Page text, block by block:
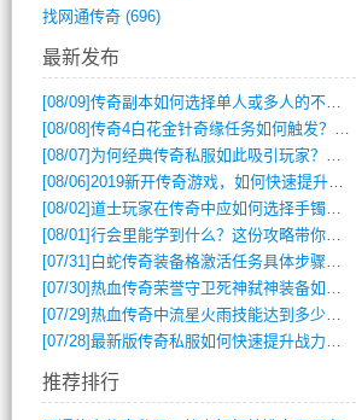
找网通传奇(696)
最新发布
[08/09]传奇副本如何选择单人或多人的不同模式？
[08/08]传奇4白花金针奇缘任务如何触发？完整攻略解析
[08/07] 为何经典传奇私服如此吸引玩家？深度攻略解析
[08/06]2019新开传奇游戏，如何快速提升角色等级？
[08/02]道士玩家在传奇中应如何选择手镯装备？
[08/01]行会里能学到什么？这份攻略带你全掌握
[07/31] 白蛇传奇装备格激活任务具体步骤是什么？如何完成？
[07/30]热血传奇荣誉守卫死神弑神装备如何获取与佩戴攻略？
[07/29]热血传奇中流星火雨技能达到多少级可以开始练装备？
[07/28]最新版传奇私服如何快速提升战力与获取稀有装备？
推荐排行